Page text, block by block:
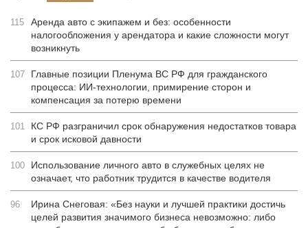
115
Аренда авто с экипажем и без: особенности
налогообложения у арендатора и какие сложности могут
возникнуть
107
Главные позиции Пленума ВС РФ для гражданского
процесса: ИИ-технологии, примирение сторон и
компенсация за потерю времени
101
КС РФ разграничил срок обнаружения недостатков товара
и срок исковой давности
100
Использование личного авто в служебных целях не
означает, что работник трудится в качестве водителя
96
Ирина Снеговая: «Без науки и лучшей практики достичь
целей развития значимого бизнеса невозможно: либо